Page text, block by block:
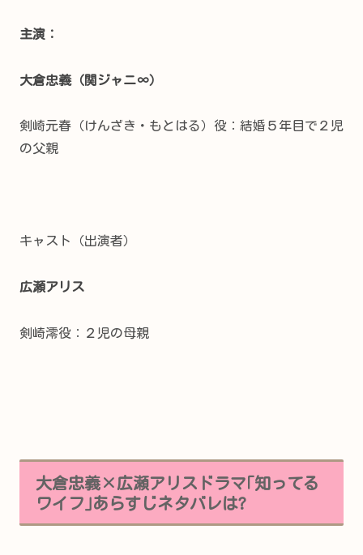
主演：
大倉忠義（関ジャニ∞）
剣崎元春（けんざき・もとはる）役：結婚５年目で２児
の父親
キャスト（出演者）
広瀬アリス
剣崎澪役：２児の母親
大倉忠義×広瀬アリスドラマ｢知ってる
ワイフ｣あらすじネタバレは?